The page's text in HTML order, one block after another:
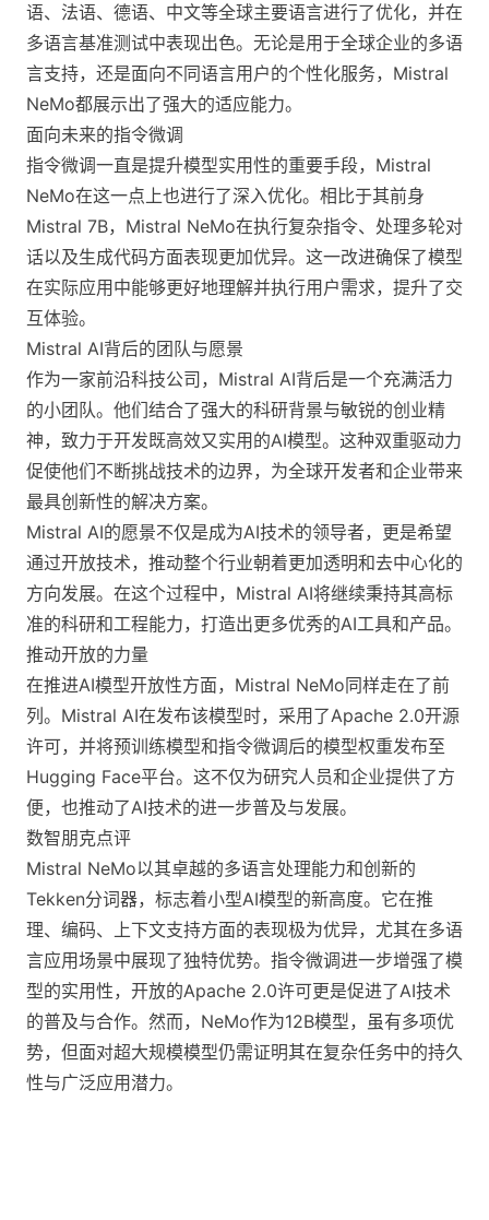
语、法语、德语、中文等全球主要语言进行了优化，并在
多语言基准测试中表现出色。无论是用于全球企业的多语
言支持，还是面向不同语言用户的个性化服务，Mistral
NeMo都展示出了强大的适应能力。
面向未来的指令微调
指令微调一直是提升模型实用性的重要手段，Mistral
NeMo在这一点上也进行了深入优化。相比于其前身
Mistral 7B，Mistral NeMo在执行复杂指令、处理多轮对
话以及生成代码方面表现更加优异。这一改进确保了模型
在实际应用中能够更好地理解并执行用户需求，提升了交
互体验。
Mistral AI背后的团队与愿景
作为一家前沿科技公司，Mistral AI背后是一个充满活力
的小团队。他们结合了强大的科研背景与敏锐的创业精
神，致力于开发既高效又实用的AI模型。这种双重驱动力
促使他们不断挑战技术的边界，为全球开发者和企业带来
最具创新性的解决方案。
Mistral AI的愿景不仅是成为AI技术的领导者，更是希望
通过开放技术，推动整个行业朝着更加透明和去中心化的
方向发展。在这个过程中，Mistral AI将继续秉持其高标
准的科研和工程能力，打造出更多优秀的AI工具和产品。
推动开放的力量
在推进AI模型开放性方面，Mistral NeMo同样走在了前
列。Mistral AI在发布该模型时，采用了Apache 2.0开源
许可，并将预训练模型和指令微调后的模型权重发布至
Hugging Face平台。这不仅为研究人员和企业提供了方
便，也推动了AI技术的进一步普及与发展。
数智朋克点评
Mistral NeMo以其卓越的多语言处理能力和创新的
Tekken分词器，标志着小型AI模型的新高度。它在推
理、编码、上下文支持方面的表现极为优异，尤其在多语
言应用场景中展现了独特优势。指令微调进一步增强了模
型的实用性，开放的Apache 2.0许可更是促进了AI技术
的普及与合作。然而，NeMo作为12B模型，虽有多项优
势，但面对超大规模模型仍需证明其在复杂任务中的持久
性与广泛应用潜力。